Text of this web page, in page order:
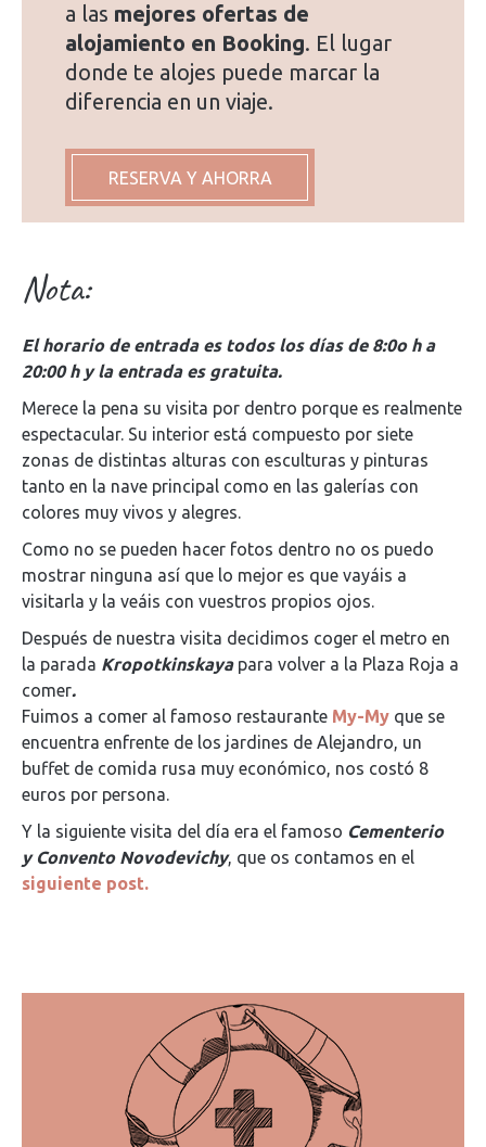
a las mejores ofertas de
alojamiento en Booking. El lugar
donde te alojes puede marcar la
diferencia en un viaje.
RESERVA Y AHORRA
Nota:
El horario de entrada es todos los días de 8:0o h a
20:00 h y la entrada es gratuita.
Merece la pena su visita por dentro porque es realmente
espectacular. Su interior está compuesto por siete
zonas de distintas alturas con esculturas y pinturas
tanto en la nave principal como en las galerías con
colores muy vivos y alegres.
Como no se pueden hacer fotos dentro no os puedo
mostrar ninguna así que lo mejor es que vayáis a
visitarla y la veáis con vuestros propios ojos.
Después de nuestra visita decidimos coger el metro en
la parada Kropotkinskaya para volver a la Plaza Roja a
comer.
Fuimos a comer al famoso restaurante My-My que se
encuentra enfrente de los jardines de Alejandro, un
buffet de comida rusa muy económico, nos costó 8
euros por persona.
Y la siguiente visita del día era el famoso Cementerio
y Convento Novodevichy, que os contamos en el
siguiente post.